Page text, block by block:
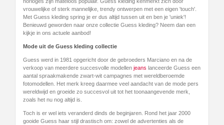
vrouwelijke of sterk mannelijke, trendy ontwerpen met een eigen 'touch'.
Met Guess kleding spring je er dus altijd tussen uit en ben je 'uniek'!
Benieuwd geworden naar onze collectie Guess kleding? Neem dan een
kijkje in ons actuele aanbod!
Mode uit de Guess kleding collectie
Guess werd in 1981 opgericht door de gebroeders Marciano en na de
verkoop van meerdere succesvolle modellen jeans lanceerde Guess een
aantal spraakmakende zwart-wit campagnes met wereldberoemde
fotomodellen. Het merk kreeg daarmee veel aandacht van de mode pers
wereldwijd en groeide zo succesvol uit tot het toonaangevende merk,
zoals het nu nog altijd is.
Toch is er wel iets veranderd dinds de beginjaren. Rond het jaar 2000
gooide Guess haar stijl drastisch om: zowel de advertenties als de